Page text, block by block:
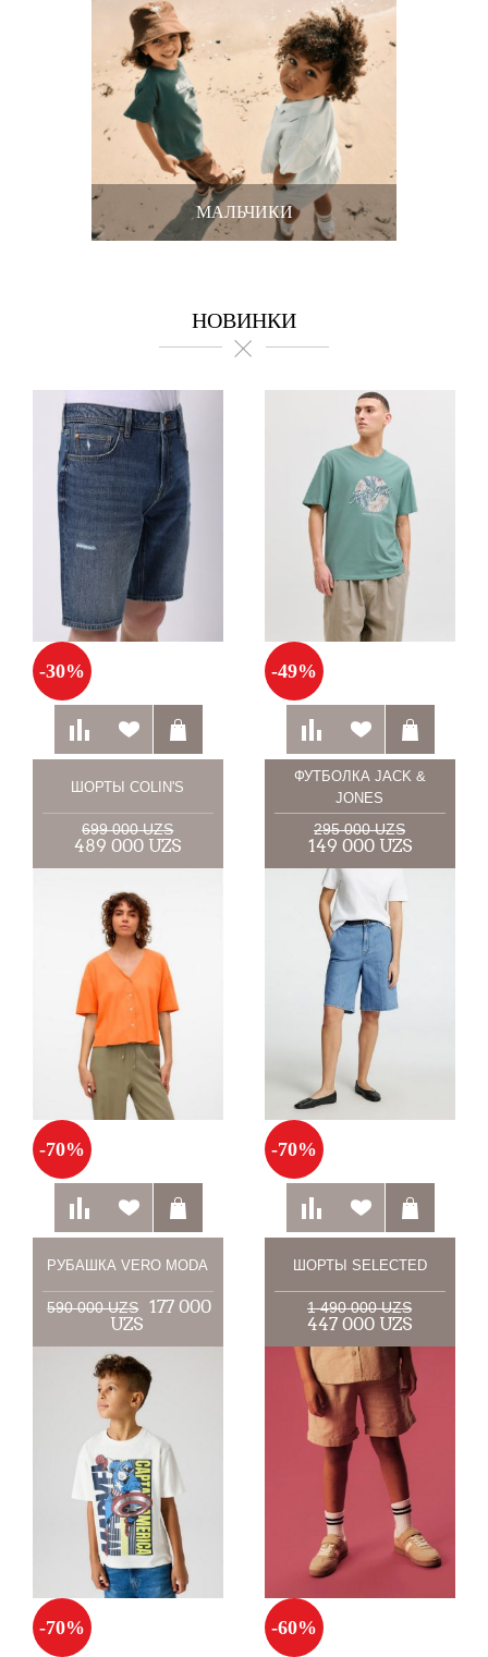
МАЛЬЧИКИ
НОВИНКИ
-30%
ШОРТЫ COLIN'S
699 000 UZS
489 000 UZS
-49%
ФУТБОЛКА JACK &
JONES
295 000 UZS
149 000 UZS
-70%
РУБАШКА VERO MODA
590 000 UZS
177 000
UZS
-70%
ШОРТЫ SELECTED
1 490 000 UZS
447 000 UZS
-70% -60%